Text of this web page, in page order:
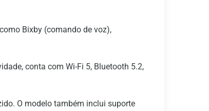
Bixby (comando de voz),
conta com Wi-Fi 5, Bluetooth 5.2,
O modelo também inclui suporte